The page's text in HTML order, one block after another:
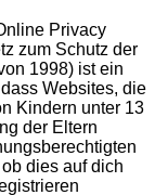
Privacy
zum Schutz der
1998) ist ein
Websites, die
Kindern unter 13
der Eltern
dies auf dich